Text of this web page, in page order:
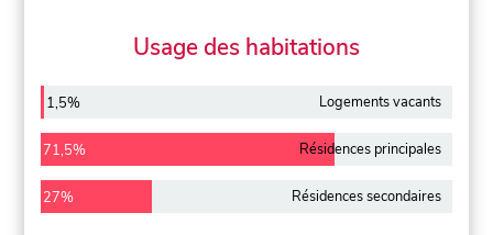
Usage des habitations
1,5% Logements vacants
71,5% Résidences principales
27% Résidences secondaires